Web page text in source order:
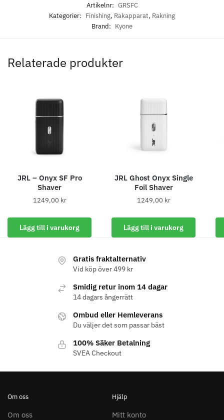
Artikelnr: GRSFC
Kategorier: Finishing, Rakapparat, Rakning
Brand: Kyone
Relaterade produkter
JRL – Onyx SF Pro
Shaver
1249,00 kr
Lägg till i varukorg
JRL Ghost Onyx Single
Foil Shaver
1249,00 kr
Lägg till i varukorg
Gratis fraktalternativ
Vid köp över 499 kr
Smidig retur inom 14 dagar
14 dagars ångerrätt
Ombud eller Hemleverans
Du väljer det som passar bäst
100% Säker Betalning
SVEA Checkout
Om oss
Om oss
Hjälp
Mitt konto
1799.00 kr1599.00 kr
STORSÄLJARE
1849.00 kr
8% Rabatt
799.00 kr
10 st
combo kit
23% Rabatt